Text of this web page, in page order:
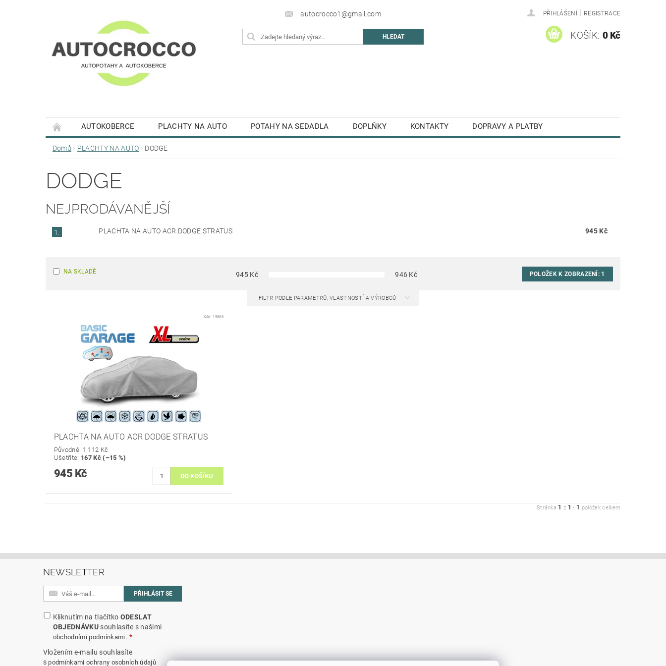
autocrocco1@gmail.com PŘIHLÁŠENÍ | REGISTRACE
KOŠÍK: 0 Kč
AUTOKOBERCE PLACHTY NA AUTO POTAHY NA SEDADLA DOPLŇKY KONTAKTY DOPRAVY A PLATBY
Domů PLACHTY NA AUTO DODGE
DODGE
NEJPRODÁVANĚJŠÍ
1. PLACHTA NA AUTO ACR DODGE STRATUS 945 Kč
NA SKLADĚ 945 Kč 946 Kč POLOŽEK K ZOBRAZENÍ: 1
FILTR PODLE PARAMETRŮ, VLASTNOSTÍ A VÝROBCŮ
Kód: 15606
PLACHTA NA AUTO ACR DODGE STRATUS
Původně: 1 112 Kč
Ušetříte: 167 Kč (–15 %)
945 Kč
Stránka 1 z 1 - 1 položek celkem
NEWSLETTER
Kliknutím na tlačítko ODESLAT
OBJEDNÁVKUsouhlasíte s našimi
obchodními podmínkami.
Vložením e-mailu souhlasíte
s podmínkami ochrany osobních údajů